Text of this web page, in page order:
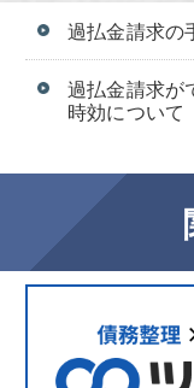
過払金請求の
過払金請求が
時効について